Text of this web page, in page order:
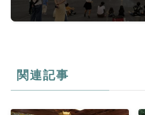
関連記事